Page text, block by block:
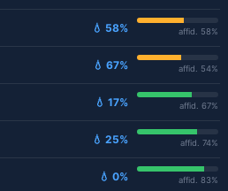
💧 58% affid. 58%
💧 67% affid. 54%
💧 17% affid. 67%
💧 25% affid. 74%
💧 0% affid. 83%